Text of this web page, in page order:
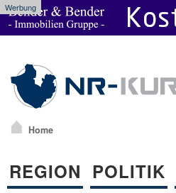
Werbung
Home
REGION POLITIK